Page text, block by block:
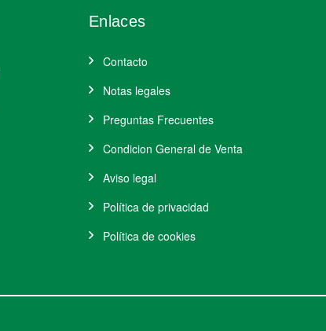
Enlaces
Contacto
Notas legales
Preguntas Frecuentes
Condicion General de Venta
Aviso legal
Política de privacidad
Política de cookies